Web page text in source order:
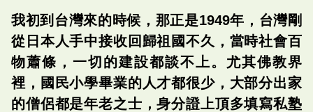
我初到台灣來的時候，那正是1949年，台灣剛
從日本人手中接收回歸祖國不久，當時社會百
物蕭條，一切的建設都談不上。尤其佛教界
裡，國民小學畢業的人才都很少，大部分出家
的僧侶都是年老之士，身分證上頂多填寫私塾